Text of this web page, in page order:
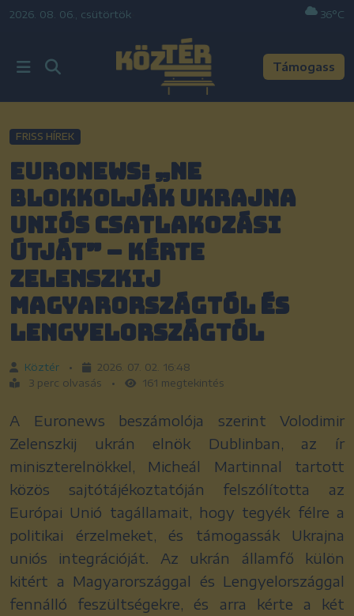
2026. 08. 06., csütörtök 36°C
Támogass
FRISS HÍREK
Euronews: „Ne
blokkolják Ukrajna
uniós csatlakozási
útját” – kérte
Zelenszkij
Magyarországtól és
Lengyelországtól
Köztér •
2026. 07. 02. 16:48
3 perc olvasás
• 161 megtekintés
A Euronews beszámolója szerint Volodimir
Zelenszkij ukrán elnök Dublinban, az ír
miniszterelnökkel, Micheál Martinnal tartott
közös sajtótájékoztatóján felszólította az
Európai Unió tagállamait, hogy tegyék félre a
politikai érzelmeket, és támogassák Ukrajna
uniós integrációját. Az ukrán államfő külön
kitért a Magyarországgal és Lengyelországgal
fennálló feszültségekre, és arra kérte a két